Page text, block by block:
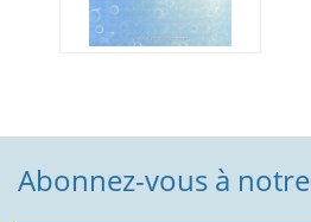
Abonnez-vous à notre